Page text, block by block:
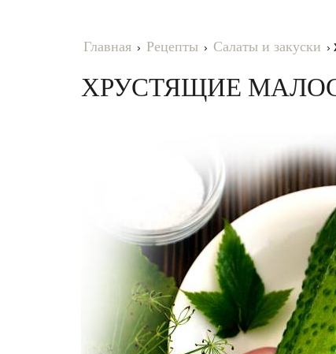
Главная › Рецепты › Салаты и закуски ›
ХРУСТЯЩИЕ